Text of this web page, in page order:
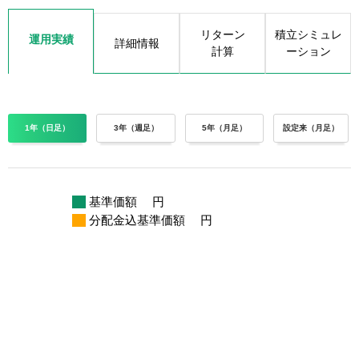
運用実績 詳細情報
リターン
計算
積立シミュレ
ーション
1年（日足） 3年（週足） 5年（月足） 設定来（月足）
基準価額
円
分配金込基準価額
円